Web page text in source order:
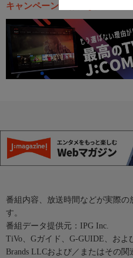
キャンペーン・お得な情報
番組内容、放送時間などが実際
す。
番組データ提供元：IPG Inc.
TiVo、Gガイド、G-GUIDE、およ
Brands LLCおよび／またはその